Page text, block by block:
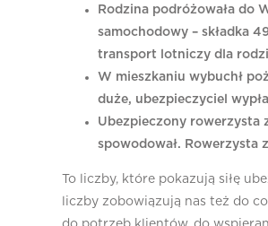
Rodzina podróżowała do
samochodowy – składka
transport lotniczy dla
W mieszkaniu wybuchł
duże, ubezpieczyciel
Ubezpieczony rowerzysta
spowodował. Rowerzysta
To liczby, które pokazują siłę
liczby zobowiązują nas też do